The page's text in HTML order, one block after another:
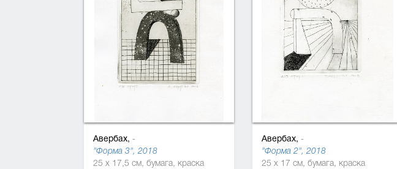
Авербах, -
"Форма 3", 2018
25 x 17,5 см, бумага, краска
Авербах, -
"Форма 2", 2018
25 x 17 см, бумага, краска